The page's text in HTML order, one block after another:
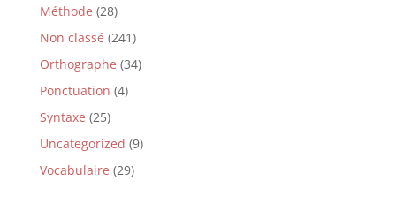
Méthode (28)
Non classé (241)
Orthographe (34)
Ponctuation (4)
Syntaxe (25)
Uncategorized (9)
Vocabulaire (29)